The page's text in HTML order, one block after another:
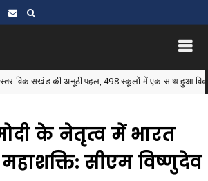
की अनूठी पहल, 498 स्कूलों में एक साथ हुआ विकासखंड
मोदी के नेतृत्व में भारत
सीएम विष्णुदेव